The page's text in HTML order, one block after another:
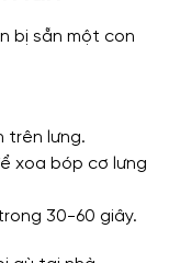
bị sẵn một con
trên lưng.
xoa bóp cơ lưng
30-60 giây.